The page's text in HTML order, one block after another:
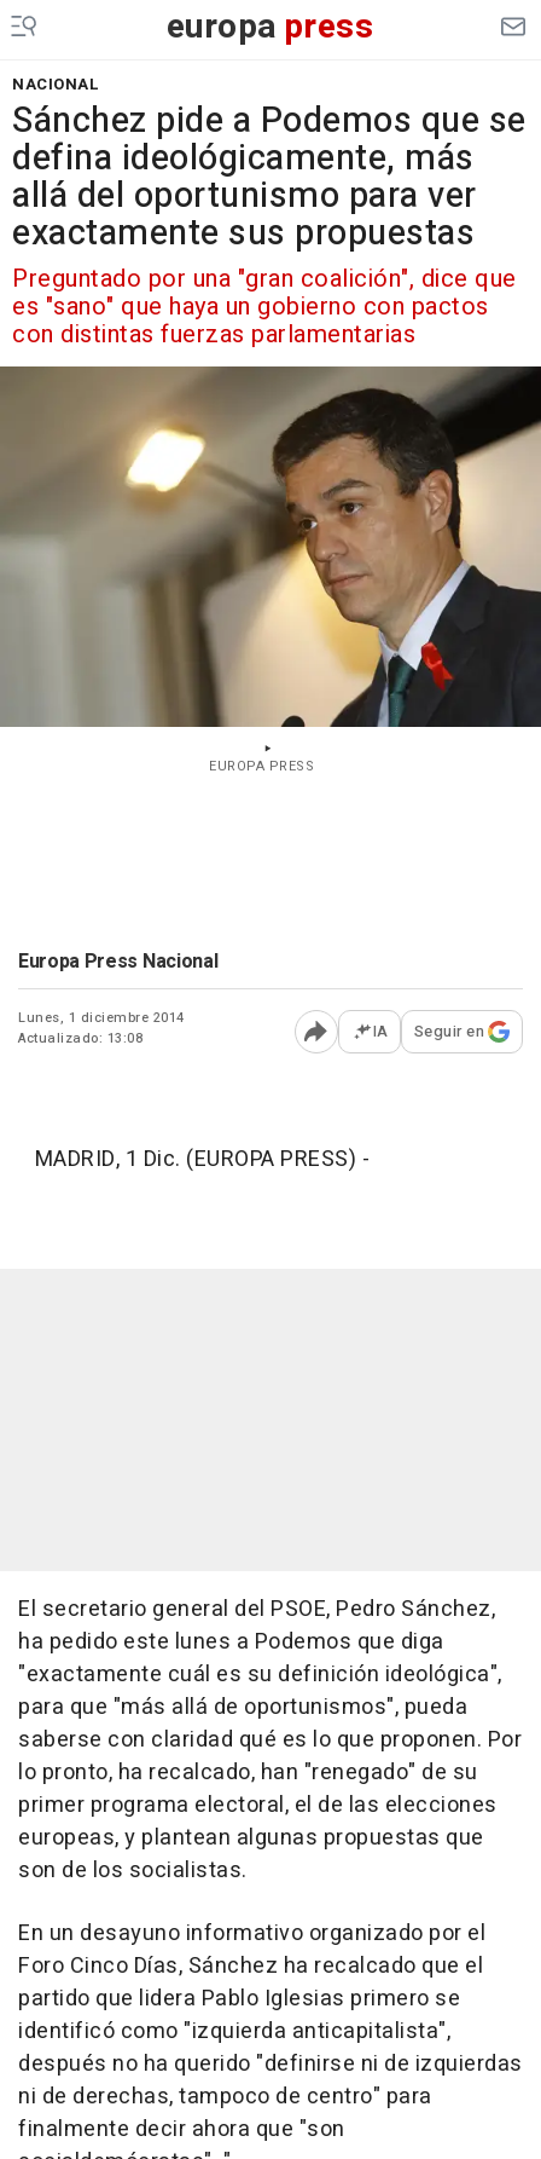
europa press
NACIONAL
Sánchez pide a Podemos que se
defina ideológicamente, más
allá del oportunismo para ver
exactamente sus propuestas
Preguntado por una "gran coalición", dice que
es "sano" que haya un gobierno con pactos
con distintas fuerzas parlamentarias
EUROPA PRESS
Europa Press Nacional
Lunes, 1 diciembre 2014
Actualizado: 13:08
Abrir opciones para
IA Seguir en
MADRID, 1 Dic. (EUROPA PRESS) -
El secretario general del PSOE, Pedro Sánchez,
ha pedido este lunes a Podemos que diga
"exactamente cuál es su definición ideológica",
para que "más allá de oportunismos", pueda
saberse con claridad qué es lo que proponen. Por
lo pronto, ha recalcado, han "renegado" de su
primer programa electoral, el de las elecciones
europeas, y plantean algunas propuestas que
son de los socialistas.
En un desayuno informativo organizado por el
Foro Cinco Días, Sánchez ha recalcado que el
partido que lidera Pablo Iglesias primero se
identificó como "izquierda anticapitalista",
después no ha querido "definirse ni de izquierdas
ni de derechas, tampoco de centro" para
finalmente decir ahora que "son